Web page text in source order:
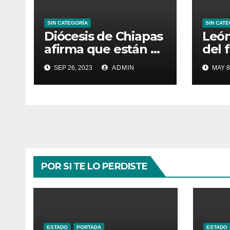
SIN CATEGORÍA
Diócesis de Chiapas
afirma que están en
“estado de sitio”
por la violencia
SEP 26, 2023 ADMIN
SIN
del
los
enMAY
POR SI TE LO PERDISTE
ESTADO PORTADA ESTADO